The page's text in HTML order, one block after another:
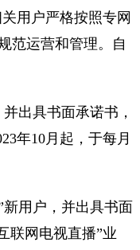
用户严格按照专网
范运营和管理。自
出具书面承诺书，
年10月起，于每月
用户，并出具书面
联网电视直播”业